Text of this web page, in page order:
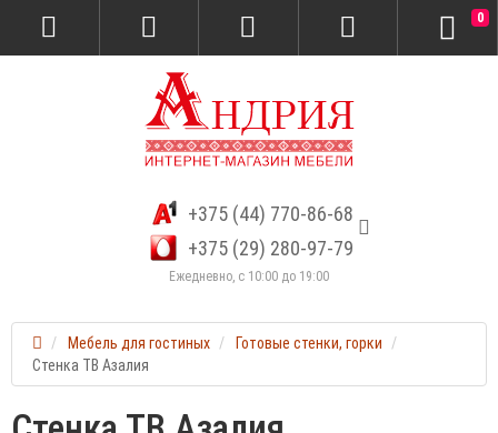
+375 (44) 770-86-68
+375 (29) 280-97-79
Ежедневно, с 10:00 до 19:00
0
Мебель для гостиных
Готовые стенки, горки
Стенка ТВ Азалия